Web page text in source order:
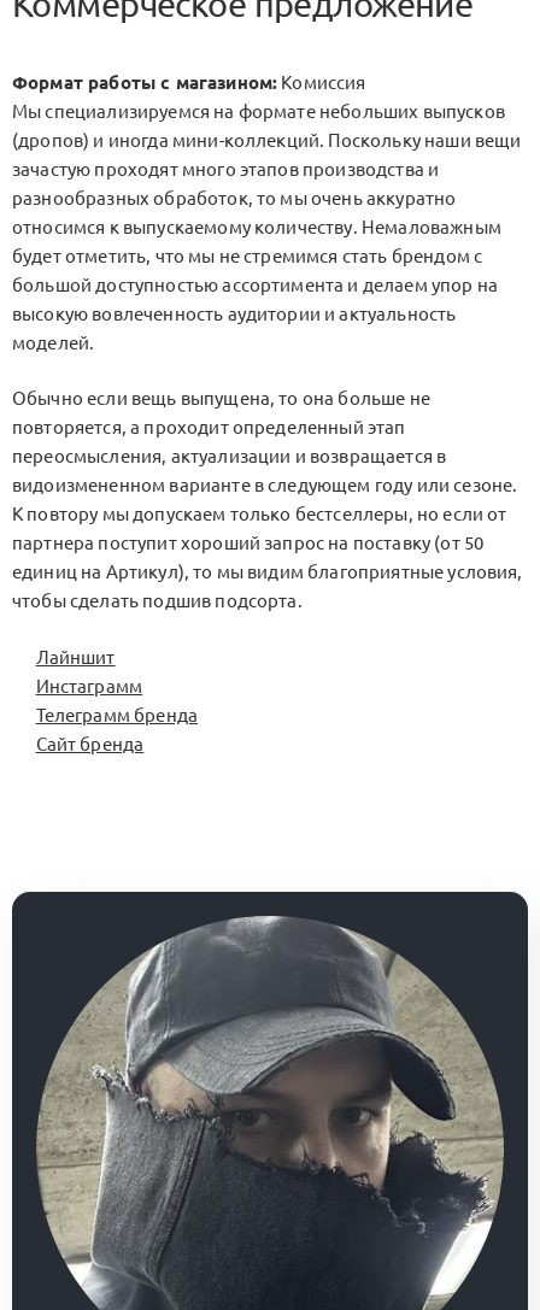
Формат работы с магазином: Комиссия
Мы специализируемся на формате небольших выпусков
(дропов) и иногда мини-коллекций. Поскольку наши вещи
зачастую проходят много этапов производства и
разнообразных обработок, то мы очень аккуратно
относимся к выпускаемому количеству. Немаловажным
будет отметить, что мы не стремимся стать брендом с
большой доступностью ассортимента и делаем упор на
высокую вовлеченность аудитории и актуальность
моделей.
Обычно если вещь выпущена, то она больше не
повторяется, а проходит определенный этап
переосмысления, актуализации и возвращается в
видоизмененном варианте в следующем году или сезоне.
К повтору мы допускаем только бестселлеры, но если от
партнера поступит хороший запрос на поставку (от 50
единиц на Артикул), то мы видим благоприятные условия,
чтобы сделать подшив подсорта.
Лайншит
Инстаграмм
Телеграмм бренда
Сайт бренда